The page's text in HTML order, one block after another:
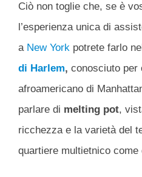
Ciò non toglie che, se è
l’esperienza unica di
a New York potrete farlo
di Harlem, conosciuto per
afroamericano di
parlare di melting pot,
ricchezza e la varietà del
quartiere multietnico come